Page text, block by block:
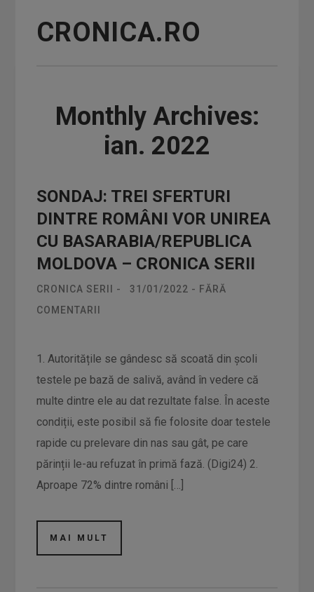
CRONICA.RO
Monthly Archives:
ian. 2022
SONDAJ: TREI SFERTURI
DINTRE ROMÂNI VOR UNIREA
CU BASARABIA/REPUBLICA
MOLDOVA – CRONICA SERII
CRONICA SERII - 31/01/2022 - FĂRĂ
COMENTARII
1. Autoritățile se gândesc să scoată din școli
testele pe bază de salivă, având în vedere că
multe dintre ele au dat rezultate false. În aceste
condiții, este posibil să fie folosite doar testele
rapide cu prelevare din nas sau gât, pe care
părinții le-au refuzat în primă fază. (Digi24) 2.
Aproape 72% dintre români […]
MAI MULT